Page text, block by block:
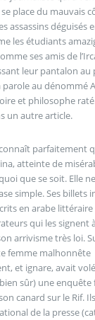
place du mauvais
assassins déguisés
les étudiants
ses amis de
leur pantalon au
au dénommé
et philosophe
un autre article.
parfaitement
atteinte de
que se soit. Elle
simple. Ses billets
en arabe
qui les signent
arrivisme très loi.
femme malhonnête
et ignare, avait
sûr) une
canard sur le Rif.
de la presse